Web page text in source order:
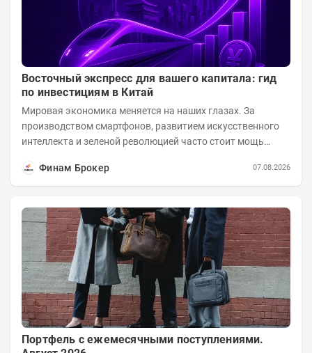
Восточный экспресс для вашего капитала: гид
по инвестициям в Китай
Мировая экономика меняется на наших глазах. За
производством смартфонов, развитием искусственного
интеллекта и зеленой революцией часто стоит мощь
Финам Брокер
07.08.2026
Портфель с ежемесячными поступлениями.